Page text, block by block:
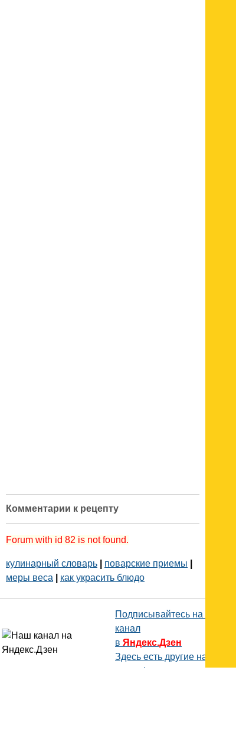
Комментарии к рецепту
Forum with id 82 is not found.
кулинарный словарь поварские приемы
меры веса
как украсить блюдо
Подписывайтесь на наш
канал
в Яндекс.Дзен
Здесь есть другие наши
статьи!